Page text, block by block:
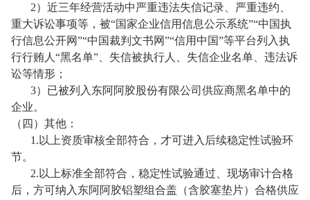
2）近三年经营活动中严重违法失信记录、严重违约、
重大诉讼事项等，被“国家企业信用信息公示系统”“中国执
行信息公开网”“中国裁判文书网”“信用中国”等平台列入执
行行贿人“黑名单”、失信被执行人、失信企业名单、违法诉
讼等情形；
3）已被列入东阿阿胶股份有限公司供应商黑名单中的
企业。
（四）其他：
1. 以上资质审核全部符合，才可进入后续稳定性试验环
节。
2. 以上标准全部符合，稳定性试验通过、现场审计合格
后，方可纳入东阿阿胶铝塑组合盖（含胶塞垫片）合格供应